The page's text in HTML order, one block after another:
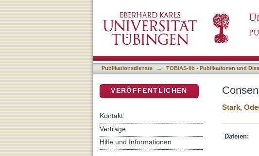
Publikationsdienste → TOBIAS-lib - Publikationen und
Stark,
Dateien:
VERÖFFENTLICHEN
Kontakt
Verträge
Hilfe und Informationen